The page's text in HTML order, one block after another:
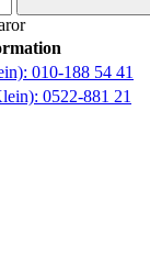
010-188 54 41
0522-881 21